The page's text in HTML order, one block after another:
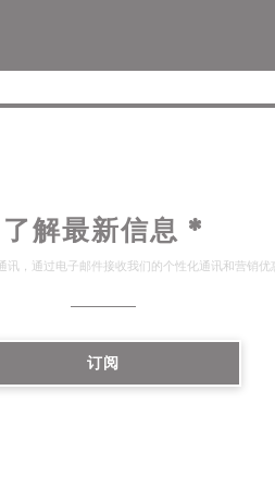
了解最新信息 *
讯，通过电子邮件接收我们的个性化通讯和营销优
订阅